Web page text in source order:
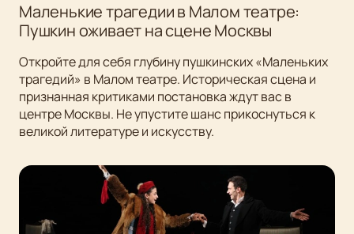
Маленькие трагедии в Малом театре:
Пушкин оживает на сцене Москвы
Откройте для себя глубину пушкинских «Маленьких
трагедий» в Малом театре. Историческая сцена и
признанная критиками постановка ждут вас в
центре Москвы. Не упустите шанс прикоснуться к
великой литературе и искусству.